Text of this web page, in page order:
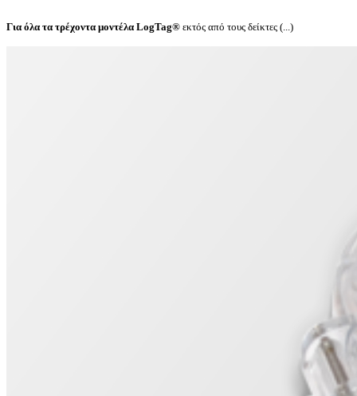
Για όλα τα τρέχοντα μοντέλα LogTag® εκτός από τους δείκτες (...)